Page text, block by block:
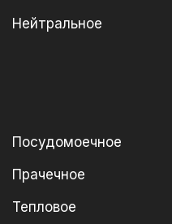
Нейтральное
Посудомоечное
Прачечное
Тепловое